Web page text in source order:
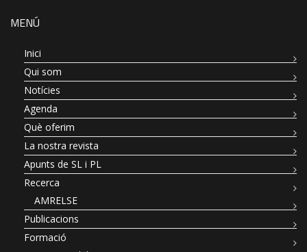
MENÚ
Inici
Qui som
Notícies
Agenda
Què oferim
La nostra revista
Apunts de SL i PL
Recerca
AMRELSE
Publicacions
Formació